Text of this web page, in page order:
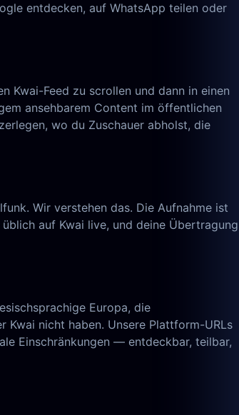
entdecken, auf WhatsApp teilen oder
Kwai-Feed zu scrollen und dann in einen
ansehbarem Content im öffentlichen
wo du Zuschauer abholst, die
Wir verstehen das. Die Aufnahme ist
auf Kwai live, und deine Übertragung
Europa, die
nicht haben. Unsere Plattform-URLs
Einschränkungen — entdeckbar, teilbar,